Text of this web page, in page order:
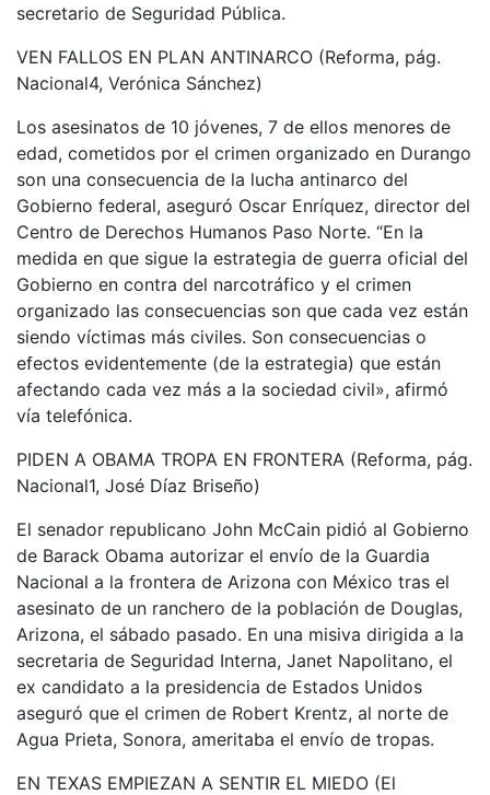
secretario de Seguridad Pública.
VEN FALLOS EN PLAN ANTINARCO (Reforma, pág.
Nacional4, Verónica Sánchez)
Los asesinatos de 10 jóvenes, 7 de ellos menores de
edad, cometidos por el crimen organizado en Durango
son una consecuencia de la lucha antinarco del
Gobierno federal, aseguró Oscar Enríquez, director del
Centro de Derechos Humanos Paso Norte. “En la
medida en que sigue la estrategia de guerra oficial del
Gobierno en contra del narcotráfico y el crimen
organizado las consecuencias son que cada vez están
siendo víctimas más civiles. Son consecuencias o
efectos evidentemente (de la estrategia) que están
afectando cada vez más a la sociedad civil», afirmó
vía telefónica.
PIDEN A OBAMA TROPA EN FRONTERA (Reforma, pág.
Nacional1, José Díaz Briseño)
El senador republicano John McCain pidió al Gobierno
de Barack Obama autorizar el envío de la Guardia
Nacional a la frontera de Arizona con México tras el
asesinato de un ranchero de la población de Douglas,
Arizona, el sábado pasado. En una misiva dirigida a la
secretaria de Seguridad Interna, Janet Napolitano, el
ex candidato a la presidencia de Estados Unidos
aseguró que el crimen de Robert Krentz, al norte de
Agua Prieta, Sonora, ameritaba el envío de tropas.
EN TEXAS EMPIEZAN A SENTIR EL MIEDO (El